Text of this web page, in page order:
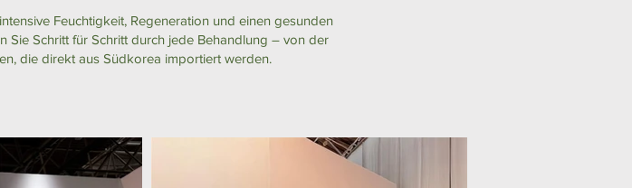
Feuchtigkeit, Regeneration und einen gesunden
Sie Schritt für Schritt durch jede Behandlung – von der
die direkt aus Südkorea importiert werden.